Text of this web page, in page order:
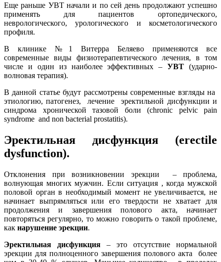
Еще раньше УВТ начали и по сей день продолжают успешно
применять для пациентов ортопедического,
неврологического, урологического и косметологического
профиля.
В клинике №1 Витерра Беляево применяются все
современные виды физиотерапевтического лечения, в том
числе и один из наиболее эффективных –УВТ (ударно-
волновая терапия).
В данной статье будут рассмотрены современные взгляды на
этиологию, патогенез, лечение эректильной дисфункции и
синдрома хронической тазовой боли (chronic pelvic pain
syndrome and non bacterial prostatitis).
Эректильная дисфункция (erectile
dysfunction).
Отклонения при возникновении эрекции – проблема,
волнующая многих мужчин. Если ситуация , когда мужской
половой орган в необходимый момент не увеличивается, не
начинает выпрямляться или его твердости не хватает для
продолжения и завершения полового акта, начинает
повторяться регулярно, то можно говорить о такой проблеме,
как нарушение эрекции.
Эректильная дисфункция – это отсутствие нормальной
эрекции для полноценного завершения полового акта более